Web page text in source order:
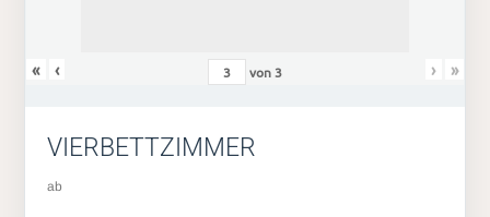
« ‹ von3 › »
VIERBETTZIMMER
ab